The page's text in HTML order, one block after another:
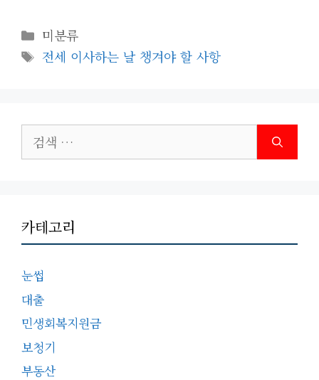
카
테
미분류
태
전세 이사하는 날 챙겨야 할 사항
색:
카테고리
눈썹
대출
민생회복지원금
보청기
부동산